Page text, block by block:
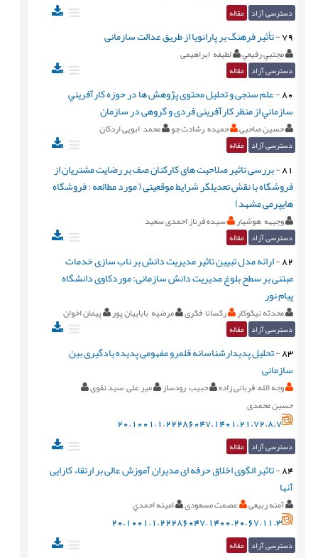
دسترسی آزاد مقاله
79
-تأثیر فرهنگ بر پارانویا از طریق عدالت سازمانی
مجتبي رفيعي لطیفه ابراهیمی
دسترسی آزاد مقاله
80
-علم سنجی و تحلیل محتوی پژوهش ها در حوزه كارآفريني
سازماني از منظر کارآفرینی فردی و گروهی در سازمان
حسین صاحبی حمیده رشادت جو محمد ابویی اردکان
دسترسی آزاد مقاله
81
-بررسی تاثیر صلاحیت های کارکنان صف بر رضایت مشتریان از
فروشگاه با نقش تعدیلگر شرایط موقعیتی ( مورد مطالعه : فروشگاه
هایپرمی مشهد)
وجیهه هوشیار سیده فرناز احمدی سعید
دسترسی آزاد مقاله
82
-ارائه مدل تبیین تاثیر مدیریت دانش بر ناب سازی خدمات
مبتنی بر سطح بلوغ مدیریت دانش سازمانی: موردکاوی دانشگاه‌
پیام نور
محدثه نیکوکار رکسانا فکری مرضیه باباییان پور پیمان اخوان
دسترسی آزاد مقاله
83
-تحلیل پدیدارشناسانه قلمرو مفهومی پدیده یادگیری بین
سازمانی
وجه الله قربانی زاده حبیب رودساز
میر علی سید نقوی
حسین محمدی
20.1001.1.22286047.1401.21.72.8.7
دسترسی آزاد مقاله
84
-تاثیر الگوی اخلاق حرفه ای مدیران آموزش عالی بر ارتقاء کارایی
آنها
آمنه ربیعی عصمت مسعودی امينه احمدي
20.1001.1.22286047.1400.20.67.11.3
دسترسی آزاد مقاله